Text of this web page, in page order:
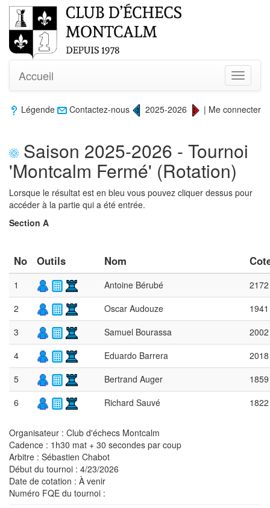
Toggle
Accueil
Légende Contactez-nous 2025-2026 | Me connecter
Saison 2025-2026 - Tournoi
'Montcalm Fermé' (Rotation)
Lorsque le résultat est en bleu vous pouvez cliquer dessus pour
accéder à la partie qui a été entrée.
Section A
No Outils Nom
1 Antoine Bérubé
2172
2
Oscar Audouze
1941
3
Samuel Bourassa
2002
4
Eduardo Barrera
2018
5
Bertrand Auger
1859
6
Richard Sauvé 1822
Organisateur : Club d'échecs Montcalm
Cadence : 1h30 mat + 30 secondes par coup
Arbitre : Sébastien Chabot
Début du tournoi : 4/23/2026
Date de cotation : À venir
Numéro FQE du tournoi :